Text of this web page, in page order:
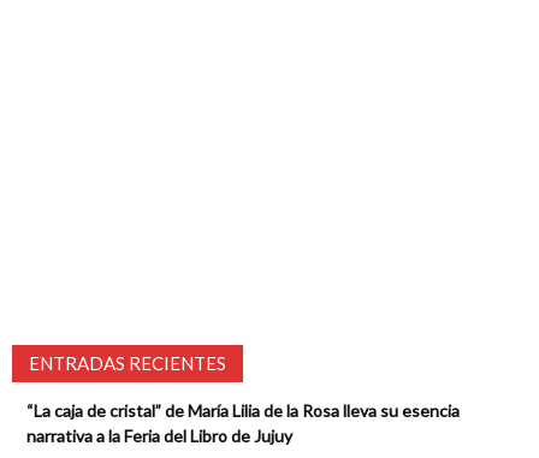
ENTRADAS RECIENTES
“La caja de cristal” de María Lilia de la Rosa lleva su esencia
narrativa a la Feria del Libro de Jujuy